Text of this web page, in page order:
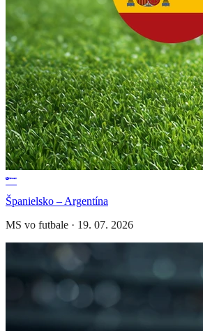
Španielsko – Argentína
MS vo futbale · 19. 07. 2026